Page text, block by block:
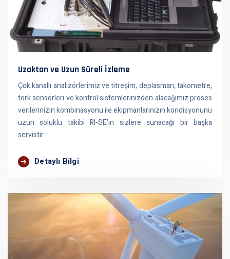
Uzaktan ve Uzun Süreli İzleme
Çok kanallı analizörlerimiz ve titreşim, deplasman, takometre,
tork sensörleri ve kontrol sistemlerinizden alacağımız proses
verilerinizin kombinasyonu ile ekipmanlarınızın kondisyonunu
uzun soluklu takibi RI-SE’ın sizlere sunacağı bir başka
servistir.
Detaylı Bilgi